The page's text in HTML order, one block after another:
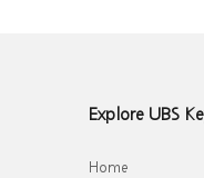
Explore UBS
Home